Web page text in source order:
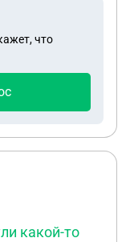
с др
моих
что
какой-то